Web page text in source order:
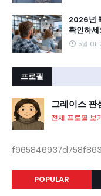
2026년
확인하세
5월
프로필
그레이스 관
전체 프로필 보
POPULAR